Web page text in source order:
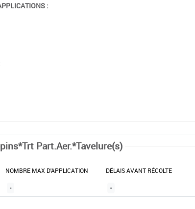
:
Part.Aer.*Tavelure(s)
NOMBRE MAX D'APPLICATION DÉLAIS AVANT RÉCOLTE
- -